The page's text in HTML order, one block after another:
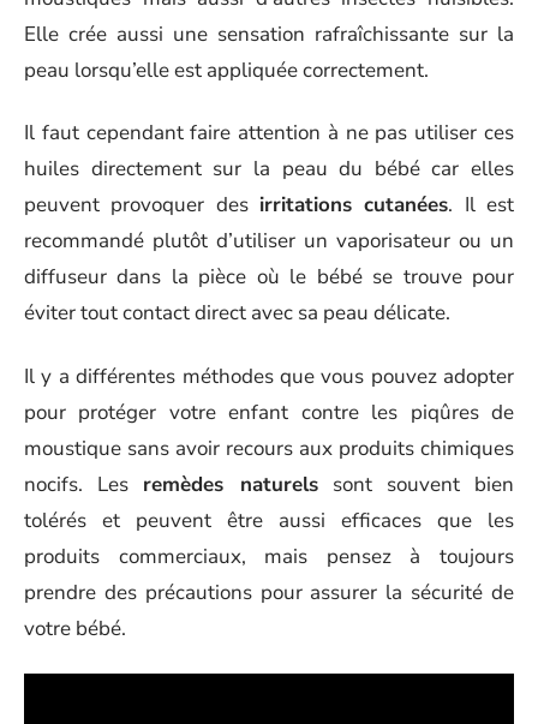
Elle crée aussi une sensation rafraîchissante sur la
peau lorsqu’elle est appliquée correctement.
Il faut cependant faire attention à ne pas utiliser ces
huiles directement sur la peau du bébé car elles
peuvent provoquer des irritations cutanées. Il est
recommandé plutôt d’utiliser un vaporisateur ou un
diffuseur dans la pièce où le bébé se trouve pour
éviter tout contact direct avec sa peau délicate.
Il y a différentes méthodes que vous pouvez adopter
pour protéger votre enfant contre les piqûres de
moustique sans avoir recours aux produits chimiques
nocifs. Les remèdes naturelssont souvent bien
tolérés et peuvent être aussi efficaces que les
produits commerciaux, mais pensez à toujours
prendre des précautions pour assurer la sécurité de
votre bébé.